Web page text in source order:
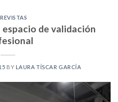
espacio de validación
BY LAURA TÍSCAR GARCÍA